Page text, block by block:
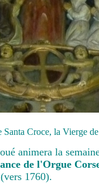
Santa Croce, la Vierge
animera la
de l'Orgue
(vers 1760).